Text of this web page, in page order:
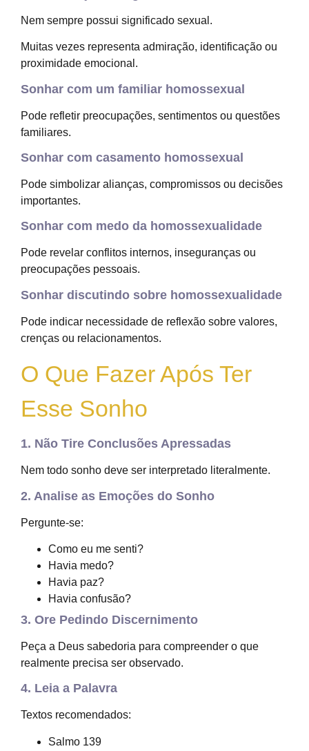
Nem sempre possui significado sexual.
Muitas vezes representa admiração, identificação ou
proximidade emocional.
Sonhar com um familiar homossexual
Pode refletir preocupações, sentimentos ou questões
familiares.
Sonhar com casamento homossexual
Pode simbolizar alianças, compromissos ou decisões
importantes.
Sonhar com medo da homossexualidade
Pode revelar conflitos internos, inseguranças ou
preocupações pessoais.
Sonhar discutindo sobre homossexualidade
Pode indicar necessidade de reflexão sobre valores,
crenças ou relacionamentos.
O Que Fazer Após Ter
Esse Sonho
1. Não Tire Conclusões Apressadas
Nem todo sonho deve ser interpretado literalmente.
2. Analise as Emoções do Sonho
Pergunte-se:
Como eu me senti?
Havia medo?
Havia paz?
Havia confusão?
3. Ore Pedindo Discernimento
Peça a Deus sabedoria para compreender o que
realmente precisa ser observado.
4. Leia a Palavra
Textos recomendados:
Salmo 139